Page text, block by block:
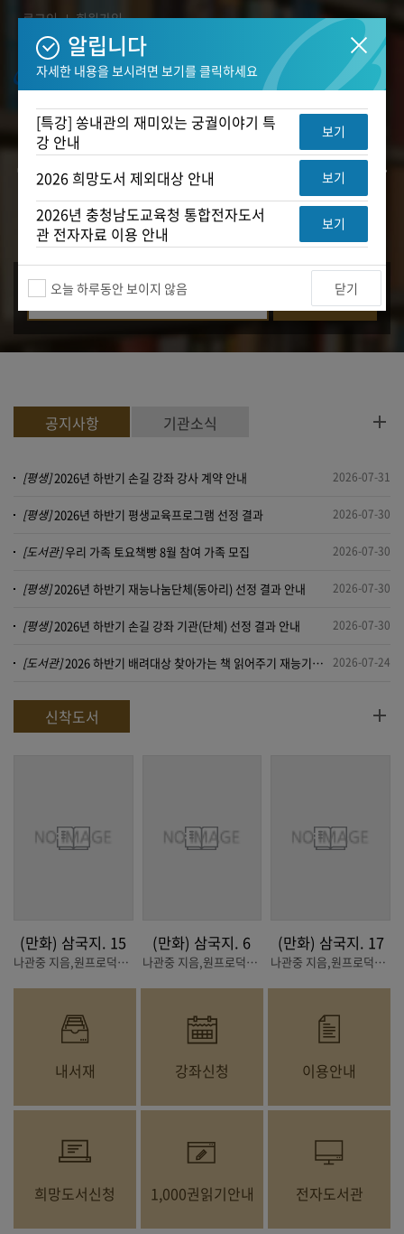
알립니다
자세한 내용을 보시려면 보기를 클릭하세요
[특강] 쏭내관의 재미있는 궁궐이야기 특
강 안내
보기
2026 희망도서 제외대상 안내 보기
2026년 충청남도교육청 통합전자도서
관 전자자료 이용 안내
보기
오늘 하루동안 보이지 않음 닫기
콘텐츠 바로가기
로그인 회원가입
자료검색
공지사항
[평생]2026년 하반기 손길 강좌 강사 계약 안내 2026-07-31
[평생]2026년 하반기 평생교육프로그램 선정 결과 2026-07-30
[도서관]우리 가족 토요책빵 8월 참여 가족 모집 2026-07-30
[평생]2026년 하반기 재능나눔단체(동아리) 선정 결과 안내 2026-07-30
[평생]2026년 하반기 손길 강좌 기관(단체) 선정 결과 안내 2026-07-30
[도서관]2026 하반기 배려대상 찾아가는 책 읽어주기 재능기부자 제출 서류 안내 2026-07-24
기관소식
신착도서
(만화) 삼국지. 15
나관중 지음,원프로덕션 만화
(만화) 삼국지. 6
나관중 지음,원프로덕션 만화
(만화) 삼국지. 17
나관중 지음,원프로덕션 만화
내서재 강좌신청 이용안내
희망도서신청 1,000권읽기안내 전자도서관